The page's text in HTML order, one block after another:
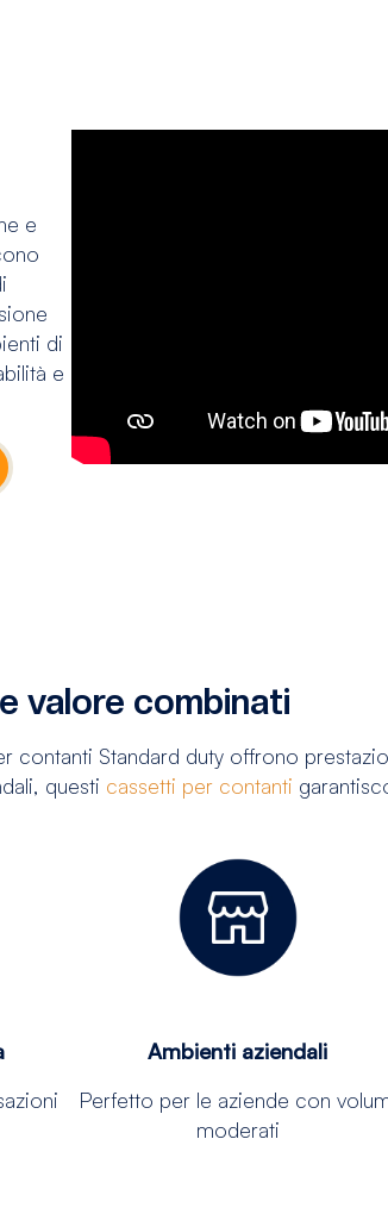
e
di
e
valore combinati
contanti Standard duty offrono
questi cassetti per contanti
Ambienti aziendali
Perfetto per le aziende con
moderati